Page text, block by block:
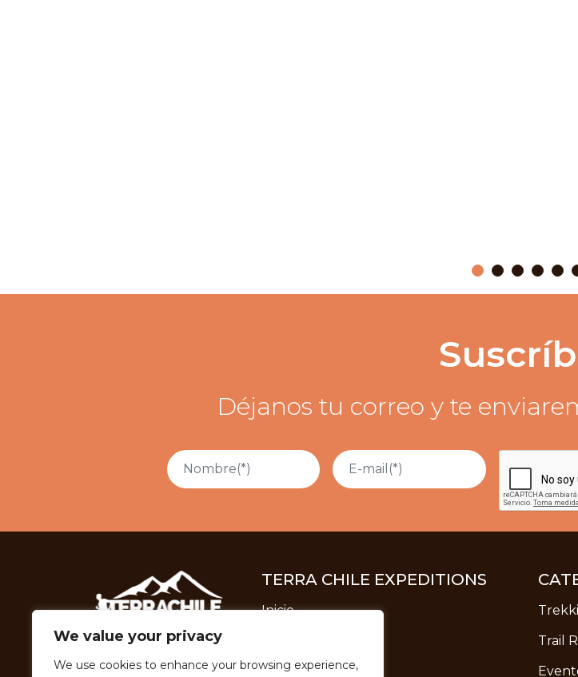
We value your privacy
We use cookies to enhance your browsing experience,
Déjanos tu correo y te
TERRA CHILE EXPEDITIONS
Inicio
Categorías
Trail